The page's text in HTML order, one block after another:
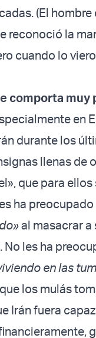
(El
reconoció la
cuando lo
comporta muy
en
durante los
llenas de
que para
ha
al masacrar
les ha
en las
los mulás
Irán fuera